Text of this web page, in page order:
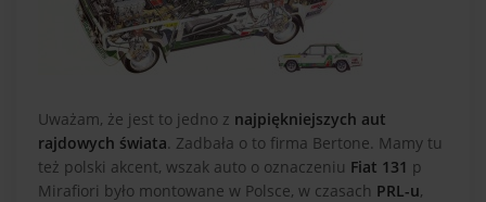
Uważam, że jest to jedno z najpiękniejszych aut
rajdowych świata. Zadbała o to firma Bertone. Mamy tu
też polski akcent, wszak auto o oznaczeniu Fiat 131 p
Mirafiori było montowane w Polsce, w czasach PRL-u,